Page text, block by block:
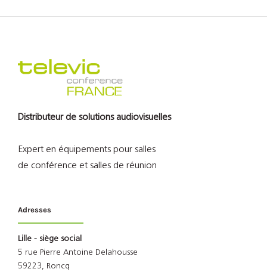
Distributeur de solutions audiovisuelles
Expert en équipements pour salles
de conférence et salles de réunion
Adresses
Lille - siège social
5 rue Pierre Antoine Delahousse
59223, Roncq